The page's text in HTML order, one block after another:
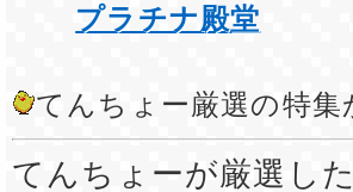
プラチナ殿堂
てんちょー厳選の特集
てんちょーが厳選し